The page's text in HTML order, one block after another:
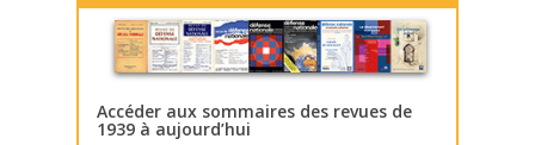
Accéder aux sommaires des revues de
1939 à aujourd’hui